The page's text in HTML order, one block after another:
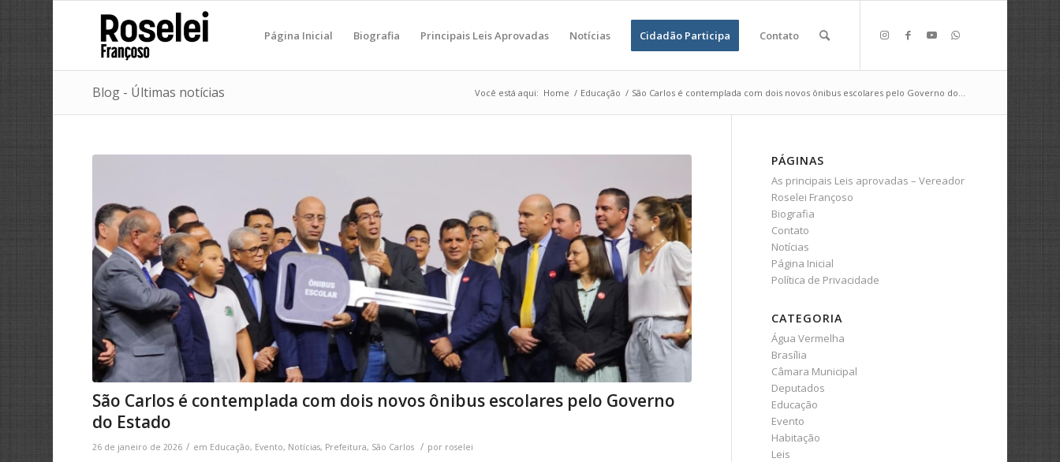
Página Inicial Biografia Principais Leis Aprovadas Notícias Cidadão Participa Contato
Blog - Últimas notícias Você está aqui: Home / Educação / São Carlos é contemplada com dois novos ônibus escolares pelo Governo do...
São Carlos é contemplada com dois novos ônibus escolares pelo Governo
do Estado
26 de janeiro de 2026 / em Educação, Evento, Notícias, Prefeitura, São Carlos / por roselei
PÁGINAS
As principais Leis aprovadas – Vereador
Roselei Françoso
Biografia
Contato
Notícias
Página Inicial
Política de Privacidade
CATEGORIA
Água Vermelha
Brasília
Câmara Municipal
Deputados
Educação
Evento
Habitação
Leis